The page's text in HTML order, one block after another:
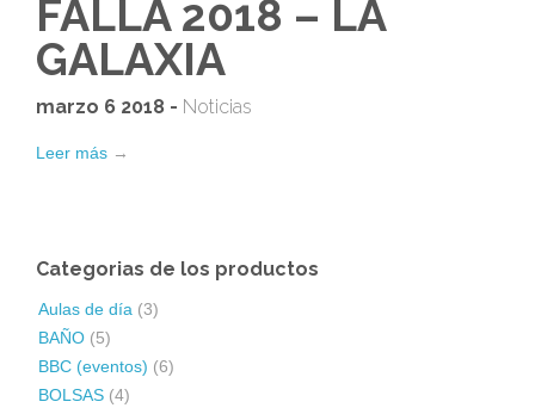
FALLA 2018 – LA
GALAXIA
marzo 6 2018 - Noticias
Leer más →
Categorias de los productos
Aulas de día (3)
BAÑO (5)
BBC (eventos) (6)
BOLSAS (4)